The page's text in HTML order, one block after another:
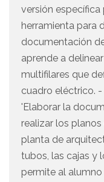
versión específica
herramienta para
documentación
aprende a
multifilares que
cuadro eléctrico.
'Elaborar la
realizar los
planta de
tubos, las cajas y
permite al